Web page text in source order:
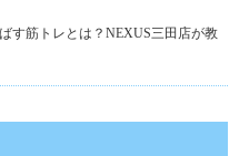
す筋トレとは？NEXUS三田店が教